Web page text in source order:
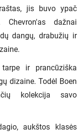
jis buvo ypač
dažnai
dangų, drabužių ir
ir prancūziška
dizaine. Todėl Boen
kolekcija savo
aukštos klasės